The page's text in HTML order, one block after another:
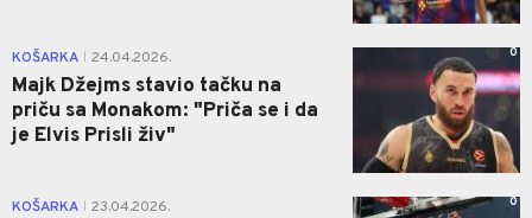
KOŠARKA 24.04.2026.
Majk Džejms stavio tačku na
priču sa Monakom: "Priča se i da
je Elvis Prisli živ"
0
KOŠARKA 23.04.2026. 0